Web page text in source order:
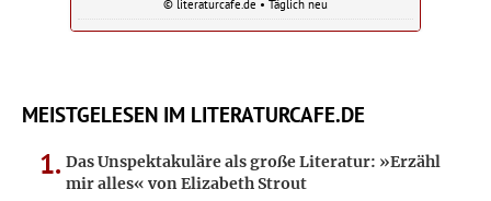
© literaturcafe.de • Täglich neu
MEISTGELESEN IM LITERATURCAFE.DE
Das Unspektakuläre als große Literatur: »Erzähl
mir alles« von Elizabeth Strout